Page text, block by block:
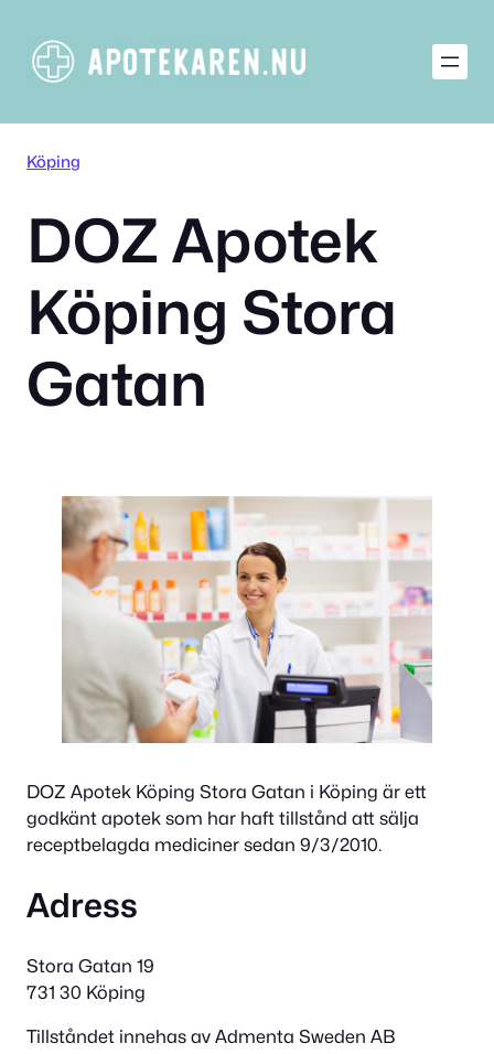
innehåll
Köping
DOZ Apotek
Köping Stora
Gatan
DOZ Apotek Köping Stora Gatan i Köping är ett
godkänt apotek som har haft tillstånd att sälja
receptbelagda mediciner sedan 9/3/2010.
Adress
Stora Gatan 19
731 30 Köping
Tillståndet innehas av Admenta Sweden AB